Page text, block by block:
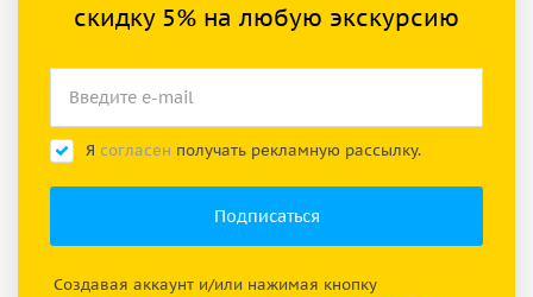
скидку 5% на любую экскурсию
Я согласен получать рекламную рассылку.
Создавая аккаунт и/или нажимая кнопку